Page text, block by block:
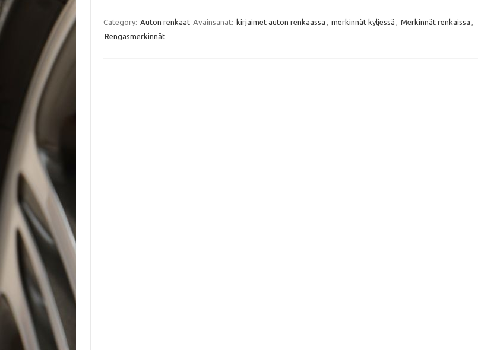
e
o
t
e
t
s
A
i
l
Category: Auton renkaat Avainsanat: kirjaimet auton renkaassa , merkinnät kyljessä , Merkinnät renkaissa ,
Rengasmerkinnät